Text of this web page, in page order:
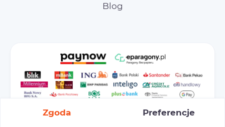
Blog
Zgoda Preferencje